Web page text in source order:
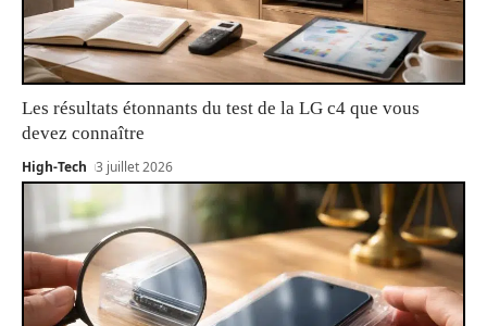
Les résultats étonnants du test de la LG c4 que vous
devez connaître
High-Tech 3 juillet 2026